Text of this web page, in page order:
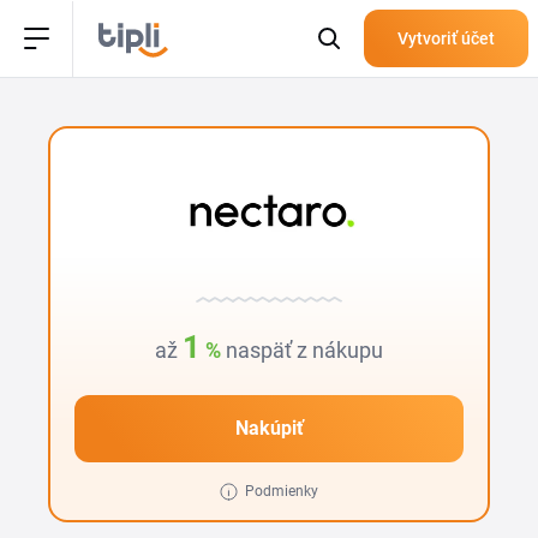
Vytvoriť účet
až 1 % naspäť z nákupu
Nakúpiť
Podmienky